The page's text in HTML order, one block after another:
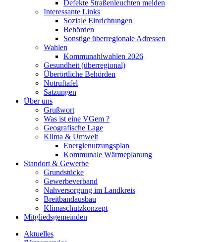
Defekte Straßenleuchten melden
Interessante Links
Soziale Einrichtungen
Behörden
Sonstige überregionale Adressen
Wahlen
Kommunahlwahlen 2026
Gesundheit (überregional)
Überörtliche Behörden
Notruftafel
Satzungen
Über uns
Grußwort
Was ist eine VGem ?
Geografische Lage
Klima & Umwelt
Energienutzungsplan
Kommunale Wärmeplanung
Standort & Gewerbe
Grundstücke
Gewerbeverband
Nahversorgung im Landkreis
Breitbandausbau
Klimaschutzkonzept
Mitgliedsgemeinden
Aktuelles